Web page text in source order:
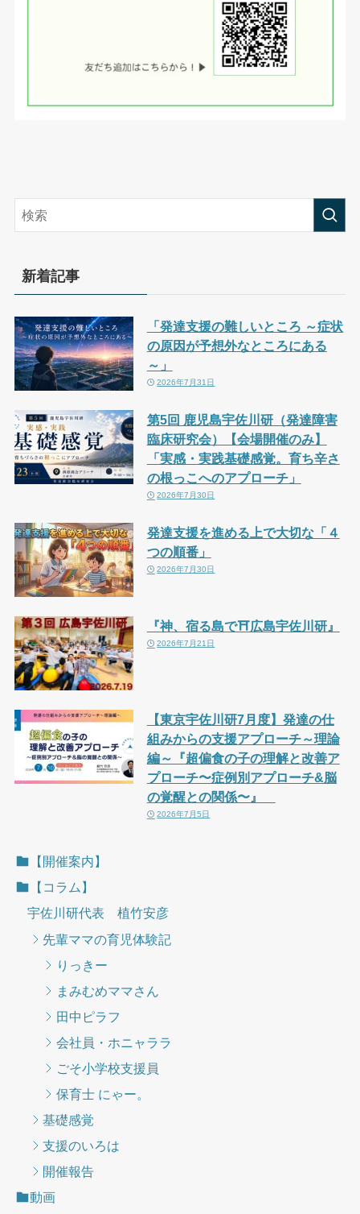
新着記事
「発達支援の難しいところ ～症状
の原因が予想外なところにある
～」
2026年7月31日
第5回 鹿児島宇佐川研（発達障害
臨床研究会）【会場開催のみ】
「実感・実践基礎感覚。育ち辛さ
の根っこへのアプローチ」
2026年7月30日
発達支援を進める上で大切な「４
つの順番」
2026年7月30日
『神、宿る島で⛩広島宇佐川研』
2026年7月21日
【東京宇佐川研7月度】発達の仕
組みからの支援アプローチ～理論
編～『超偏食の子の理解と改善ア
プローチ〜症例別アプローチ&脳
の覚醒との関係〜』
2026年7月5日
【開催案内】
【コラム】
宇佐川研代表 植竹安彦
先輩ママの育児体験記
りっきー
まみむめママさん
田中ピラフ
会社員・ホニャララ
ごそ小学校支援員
保育士 にゃー。
基礎感覚
支援のいろは
開催報告
動画